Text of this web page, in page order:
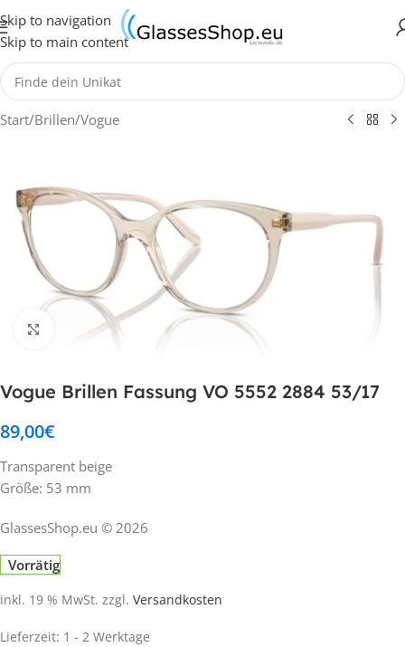
Skip to navigation
Skip to main content
Start/Brillen/Vogue
Klick zum Vergrößern
Vogue Brillen Fassung VO 5552 2884 53/17
89,00€
Transparent beige
Größe: 53 mm
GlassesShop.eu © 2026
Vorrätig
inkl. 19 % MwSt. zzgl. Versandkosten
Lieferzeit: 1 - 2 Werktage